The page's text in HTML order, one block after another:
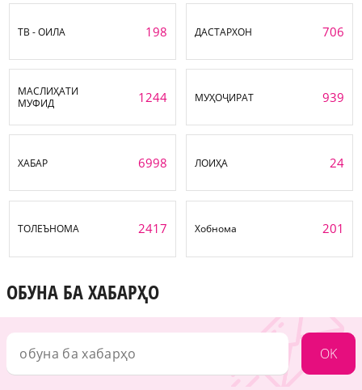
ТВ - ОИЛА 198 ДАСТАРХОН 706
МАСЛИҲАТИ
МУФИД
1244 МУҲОҶИРАТ 939
ХАБАР 6998 ЛОИҲА 24
ТОЛЕЪНОМА 2417 Хобнома 201
ОБУНА БА ХАБАРҲО
OK